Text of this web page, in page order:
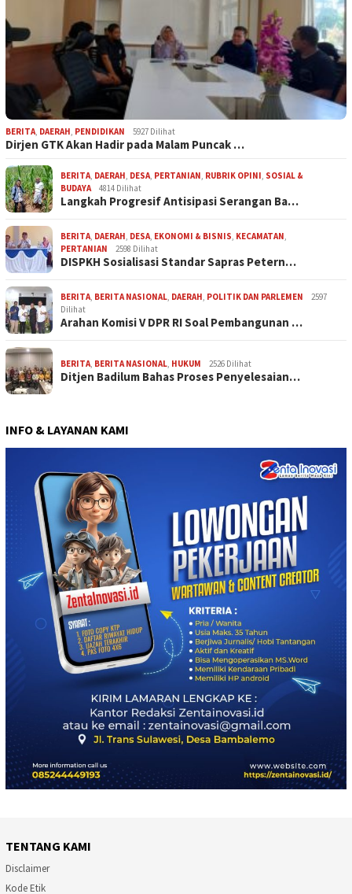
BERITA, DAERAH, PENDIDIKAN 5927 Dilihat
Dirjen GTK Akan Hadir pada Malam Puncak …
BERITA, DAERAH, DESA, PERTANIAN, RUBRIK OPINI, SOSIAL &
BUDAYA
4814 Dilihat
Langkah Progresif Antisipasi Serangan Ba…
BERITA, DAERAH, DESA, EKONOMI & BISNIS, KECAMATAN,
PERTANIAN
2598 Dilihat
DISPKH Sosialisasi Standar Sapras Petern…
BERITA, BERITA NASIONAL, DAERAH, POLITIK DAN PARLEMEN
2597
Dilihat
Arahan Komisi V DPR RI Soal Pembangunan …
BERITA, BERITA NASIONAL, HUKUM 2526 Dilihat
Ditjen Badilum Bahas Proses Penyelesaian…
INFO & LAYANAN KAMI
TENTANG KAMI
Disclaimer
Kode Etik